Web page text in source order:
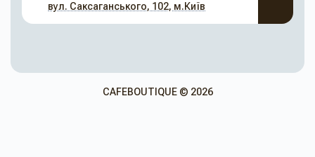
вул. Саксаганського, 102, м.Київ
CAFEBOUTIQUE © 2026